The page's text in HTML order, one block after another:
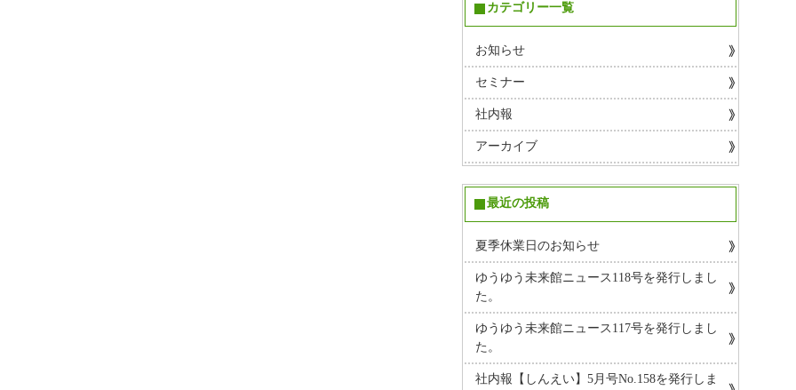
カテゴリー一覧
お知らせ
セミナー
社内報
アーカイブ
最近の投稿
夏季休業日のお知らせ
ゆうゆう未来館ニュース118号を発行しまし
た。
ゆうゆう未来館ニュース117号を発行しまし
た。
社内報【しんえい】5月号No.158を発行しま